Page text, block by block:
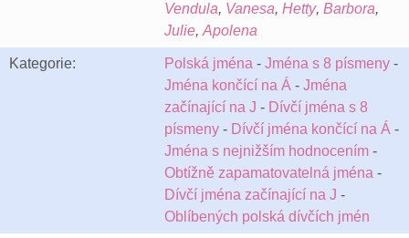
Vendula, Vanesa, Hetty, Barbora,
Julie, Apolena
Kategorie: Polská jména - Jména s 8 písmeny -
Jména končící na Á - Jména
začínající na J - Dívčí jména s 8
písmeny - Dívčí jména končící na Á -
Jména s nejnižším hodnocením -
Obtížně zapamatovatelná jména -
Dívčí jména začínající na J -
Oblíbených polská dívčích jmén